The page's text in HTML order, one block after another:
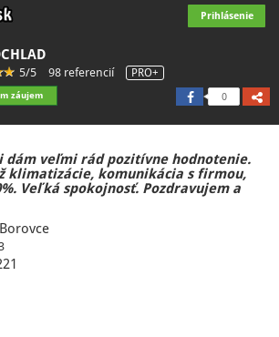
Prihlásenie
5/5 98 referencií PRO+
0
záujem
dám veľmi rád pozitívne hodnotenie.
klimatizácie, komunikácia s firmou,
Veľká spokojnosť. Pozdravujem a